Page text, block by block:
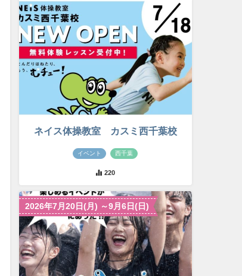
ネイス体操教室 カスミ西千葉校
イベント 西千葉
220
2026年7月20日(月) ～9月6日(日)